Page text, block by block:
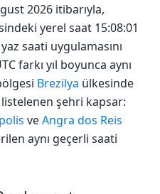
2026 itibarıyla,
yerel saat 15:08:01
saati uygulamasını
farkı yıl boyunca aynı
Brezilya ülkesinde
listelenen şehri kapsar:
veAngra dos Reis
aynı geçerli saati